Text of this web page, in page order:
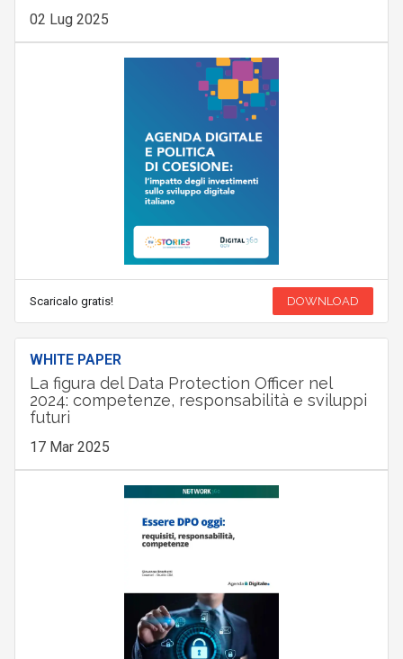
02 Lug 2025
Scaricalo gratis! DOWNLOAD
WHITE PAPER
La figura del Data Protection Officer nel
2024: competenze, responsabilità e sviluppi
futuri
17 Mar 2025